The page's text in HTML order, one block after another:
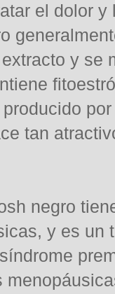
el dolor
y se
tan
negro
y es un